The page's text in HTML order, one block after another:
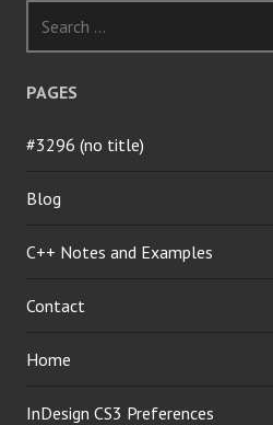
for:
PAGES
#3296 (no title)
Blog
C++ Notes and Examples
Contact
Home
InDesign CS3 Preferences